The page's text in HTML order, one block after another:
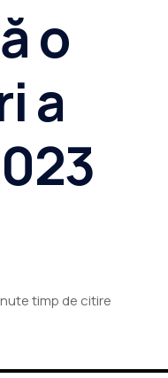
o
a
timp de citire